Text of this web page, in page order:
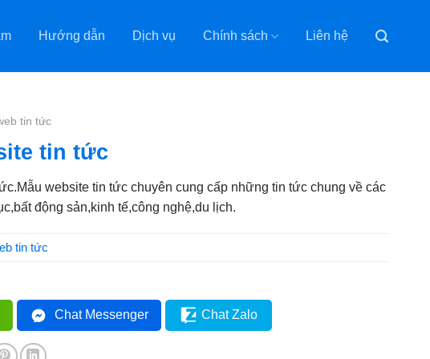
Hướng dẫn Dịch vụ Chính sách Liên hệ
tin tức
tin tức
website tin tức chuyên cung cấp những tin tức chung về các
động sản,kinh tế,công nghệ,du lịch.
tin tức
Chat Messenger Chat Zalo